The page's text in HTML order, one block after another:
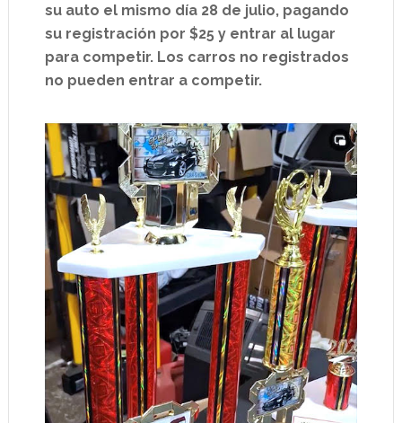
su auto el mismo día 28 de julio, pagando
su registración por $25 y entrar al lugar
para competir. Los carros no registrados
no pueden entrar a competir.